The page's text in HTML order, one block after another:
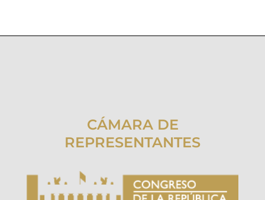
CÁMARA DE
REPRESENTANTES